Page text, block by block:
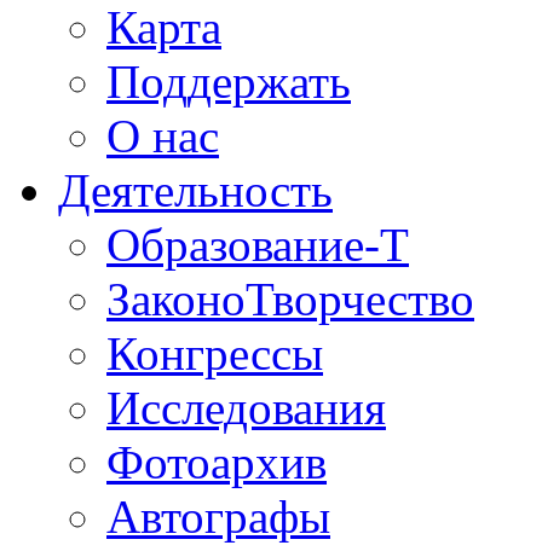
Карта
Поддержать
О нас
Деятельность
Образование-T
ЗаконоТворчество
Конгрессы
Исследования
Фотоархив
Автографы